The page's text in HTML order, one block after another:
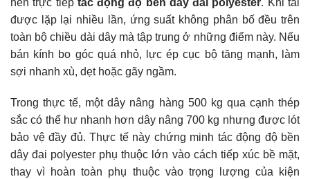
được lặp lại nhiều lần, ứng suất không phân bố đều trên
toàn bộ chiều dài dây mà tập trung ở những điểm này. Nếu
bán kính bo góc quá nhỏ, lực ép cục bộ tăng mạnh, làm
sợi nhanh xù, dẹt hoặc gãy ngầm.
Trong thực tế, một dây nâng hàng 500 kg qua cạnh thép
sắc có thể hư nhanh hơn dây nâng 700 kg nhưng được lót
bảo vệ đầy đủ. Thực tế này chứng minh tác động độ bền
dây đai polyester phụ thuộc lớn vào cách tiếp xúc bề mặt,
thay vì hoàn toàn phụ thuộc vào trọng lượng của kiện